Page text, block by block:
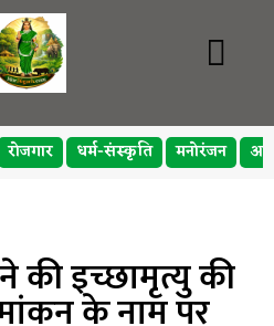
रोजगार धर्म-संस्कृति मनोरंजन
की इच्छामृत्यु की
के नाम पर